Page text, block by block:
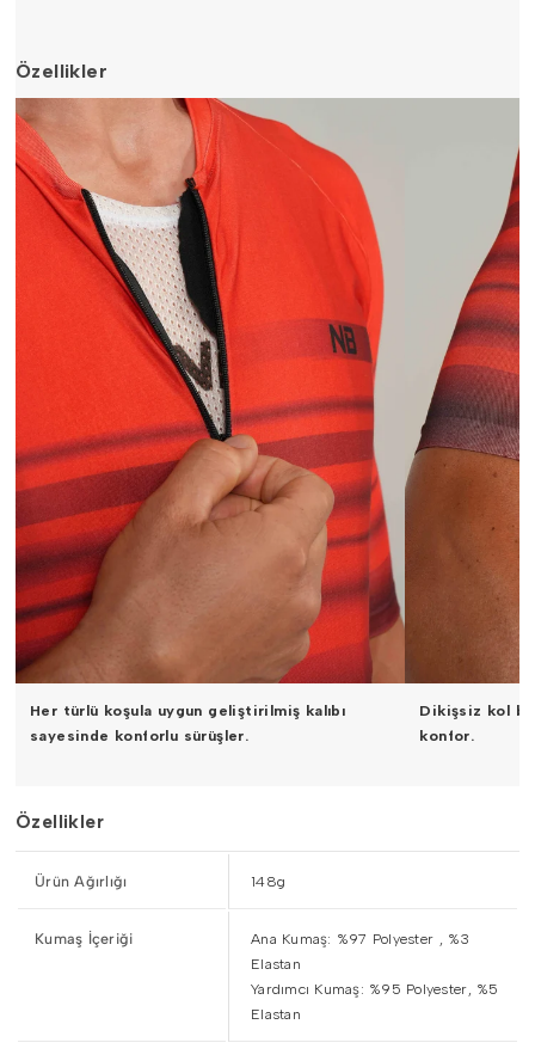
Özellikler
Her türlü koşula uygun geliştirilmiş kalıbı
sayesinde konforlu sürüşler.
Dikişsiz kol
konfor.
Özellikler
Ürün Ağırlığı 148g
Kumaş İçeriği
Ana Kumaş: %97 Polyester , %3
Elastan
Yardımcı Kumaş: %95 Polyester, %5
Elastan